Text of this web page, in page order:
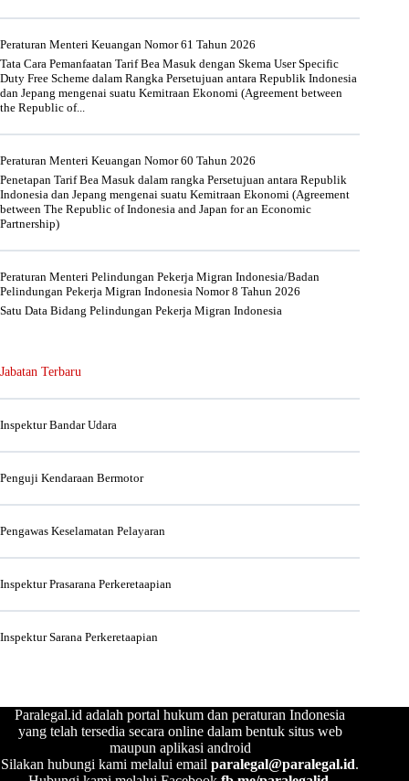
Peraturan Menteri Keuangan Nomor 61 Tahun 2026
Tata Cara Pemanfaatan Tarif Bea Masuk dengan Skema User Specific
Duty Free Scheme dalam Rangka Persetujuan antara Republik Indonesia
dan Jepang mengenai suatu Kemitraan Ekonomi (Agreement between
the Republic of...
Peraturan Menteri Keuangan Nomor 60 Tahun 2026
Penetapan Tarif Bea Masuk dalam rangka Persetujuan antara Republik
Indonesia dan Jepang mengenai suatu Kemitraan Ekonomi (Agreement
between The Republic of Indonesia and Japan for an Economic
Partnership)
Peraturan Menteri Pelindungan Pekerja Migran Indonesia/Badan
Pelindungan Pekerja Migran Indonesia Nomor 8 Tahun 2026
Satu Data Bidang Pelindungan Pekerja Migran Indonesia
Jabatan Terbaru
Inspektur Bandar Udara
Penguji Kendaraan Bermotor
Pengawas Keselamatan Pelayaran
Inspektur Prasarana Perkeretaapian
Inspektur Sarana Perkeretaapian
Paralegal.id adalah portal hukum dan peraturan Indonesia
yang telah tersedia secara online dalam bentuk situs web
maupun aplikasi android
Silakan hubungi kami melalui emailparalegal@paralegal.id.